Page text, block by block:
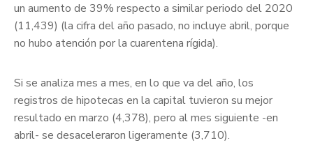
un aumento de 39% respecto a similar periodo del 2020
(11,439) (la cifra del año pasado, no incluye abril, porque
no hubo atención por la cuarentena rígida).
Si se analiza mes a mes, en lo que va del año, los
registros de hipotecas en la capital tuvieron su mejor
resultado en marzo (4,378), pero al mes siguiente -en
abril- se desaceleraron ligeramente (3,710).